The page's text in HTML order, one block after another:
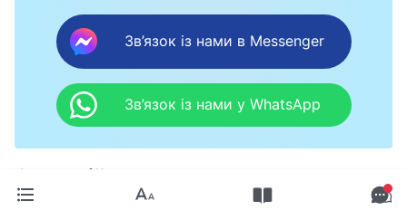
Зв’язок із нами в Messenger
Зв’язок із нами у WhatsApp
Супутній контент